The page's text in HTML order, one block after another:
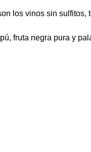
los vinos sin sulfitos,
fruta negra pura y